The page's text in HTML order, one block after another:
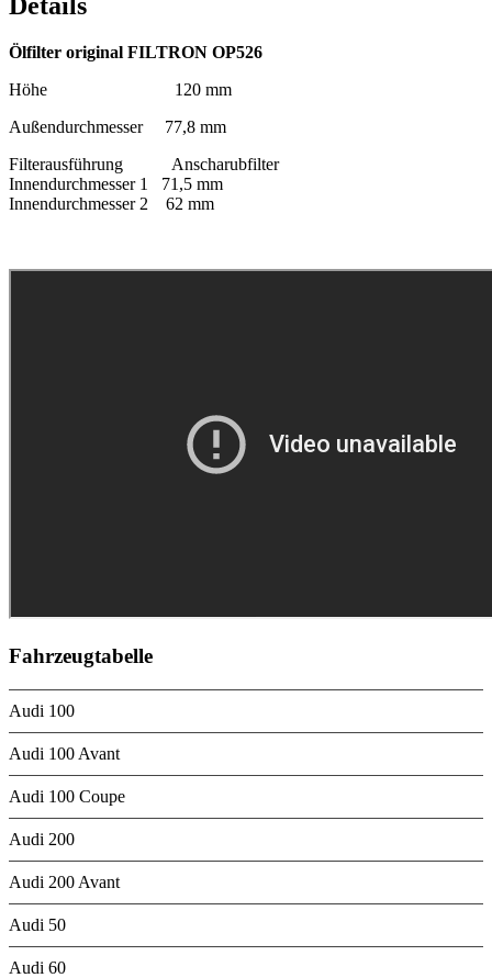
Details
Ölfilter original FILTRON OP526
Höhe 120 mm
Außendurchmesser 77,8 mm
Filterausführung Anscharubfilter
Innendurchmesser 1 71,5 mm
Innendurchmesser 2 62 mm
Fahrzeugtabelle
Audi 100
Audi 100 Avant
Audi 100 Coupe
Audi 200
Audi 200 Avant
Audi 50
Audi 60